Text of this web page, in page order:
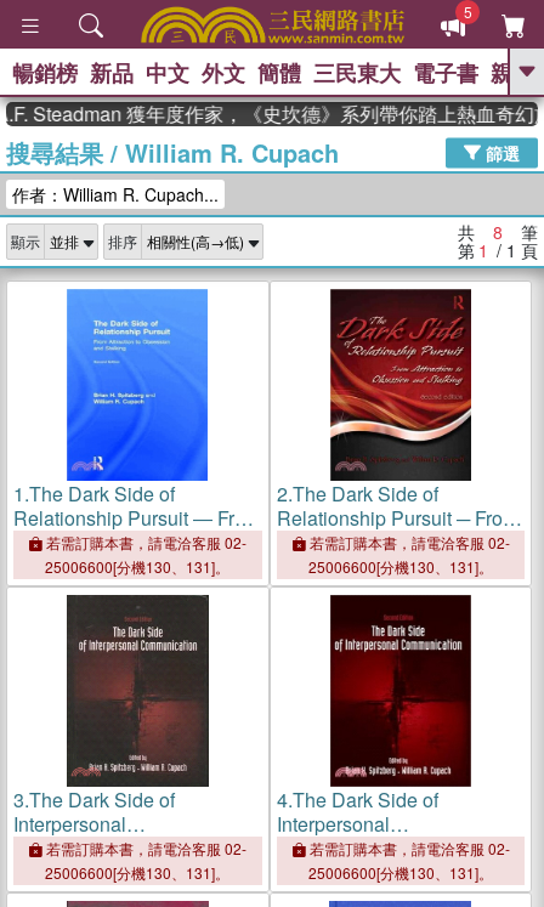
5
GO
熱搜： 東野圭吾 The Odyssey 、
父親節 、 如果歷史是一群喵 、 暑期
念華 、 台灣的李登輝時代 、 數學女
孩：黎曼猜想
偉大的迷走神經
暢銷榜 新品 中文 外文 簡體 三民東大 電子書 親子
Steadman 獲年度作家，《史坎德》系列帶你踏上熱血奇幻旅
搜尋結果/ William R. Cupach
篩選
作者：William R. Cupach...
顯示 排序 共 8 筆
第 1 / 1 頁
1.The Dark Side of
Relationship Pursuit ― From
Attraction to Obsession and
Stalking
若需訂購本書，請電洽客服 02-
25006600[分機130、131]。
2.The Dark Side of
Relationship Pursuit ─ From
Attraction to Obsession and
Stalking
若需訂購本書，請電洽客服 02-
25006600[分機130、131]。
3.The Dark Side of
Interpersonal
Communication
若需訂購本書，請電洽客服 02-
25006600[分機130、131]。
4.The Dark Side of
Interpersonal
Communication
若需訂購本書，請電洽客服 02-
25006600[分機130、131]。